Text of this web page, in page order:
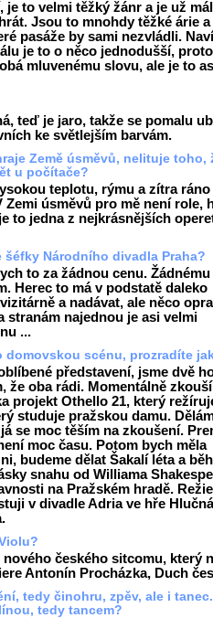
to velmi těžký žánr a je už
Jsou to mnohdy těžké árie a
pasáže by sami nezvládli.
je to o něco jednodušší,
mluvenému slovu, ale je to
teď je jaro, takže se pomalu
ke světlejším barvám.
Země úsměvů, nelituje toho,
u počítače?
teplotu, rýmu a zítra ráno
úsměvů pro mě není role,
to jedna z nejkrásnějších
Národního divadla Praha?
to za žádnou cenu. Žádnému
Herec to má v podstatě daleko
a nadávat, ale něco
stranám najednou je asi velmi
...
domovskou scénu, prozradíte
představení, jsme dvě
že oba rádi. Momentálně
projekt Othello 21, který
studuje pražskou damu.
se moc těším na zkoušení.
moc času. Potom bych měla
budeme dělat Šakalí léta a
snahu od Williama
na Pražském hradě.
v divadle Adria ve hře Hlučná
českého sitcomu, který
Antonín Procházka, Duch
tedy činohru, zpěv, ale i
tedy tancem?